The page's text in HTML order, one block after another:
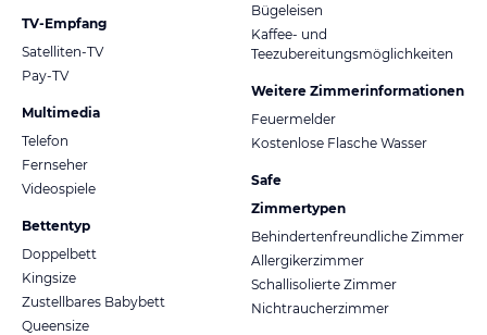
TV-Empfang
Satelliten-TV
Pay-TV
Multimedia
Telefon
Fernseher
Videospiele
Bettentyp
Doppelbett
Kingsize
Zustellbares Babybett
Queensize
Bügeleisen
Kaffee- und
Teezubereitungsmöglichkeiten
Weitere Zimmerinformationen
Feuermelder
Kostenlose Flasche Wasser
Safe
Zimmertypen
Behindertenfreundliche Zimmer
Allergikerzimmer
Schallisolierte Zimmer
Nichtraucherzimmer